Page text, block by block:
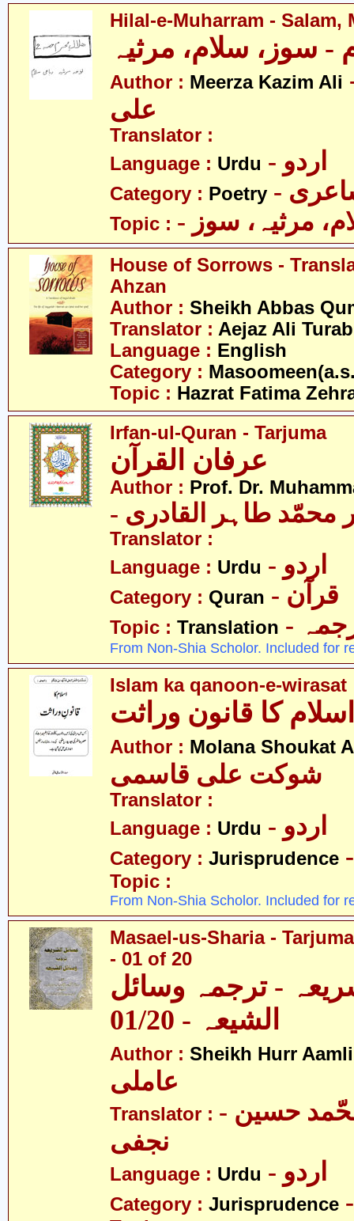
Hilal-e-Muharram - Salam,
- سوز، سلام، مرثیہ
Author : Meerza Kazim Ali
علی
Translator :
Language : Urdu - اردو
Category : Poetry
Topic : مرثیہ، سوز
House of Sorrows -
Ahzan
Author : Sheikh Abbas
Translator : Aejaz Ali
Language : English
Category :
Topic : Hazrat Fatima
Irfan-ul-Quran - Tarjuma
عرفان القرآن
Author : Prof. Dr.
محمّد طاہر القادری
Translator :
Language : Urdu - اردو
Category : Quran - قرآن
Topic : Translation
From Non-Shia Scholor. Included for
Islam ka qanoon-e-wirasat
اسلام کا قانون وراثت
Author : Molana Shoukat
شوکت علی قاسمی
Translator :
Language : Urdu - اردو
Category : Jurisprudence
Topic :
From Non-Shia Scholor. Included for
Masael-us-Sharia -
- 01 of 20
- ترجمہ وسائل
الشیعہ - 01/20
Author : Sheikh Hurr Aamli
عاملی
Translator : - آیت اللہ محّمد حسین
نجفی
Language : Urdu - اردو
Category : Jurisprudence